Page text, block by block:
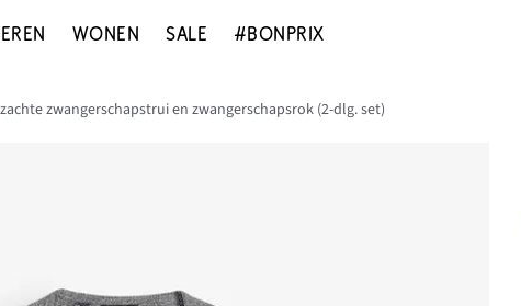
WONEN SALE #BONPRIX
zwangerschapstrui en zwangerschapsrok (2-dlg. set)